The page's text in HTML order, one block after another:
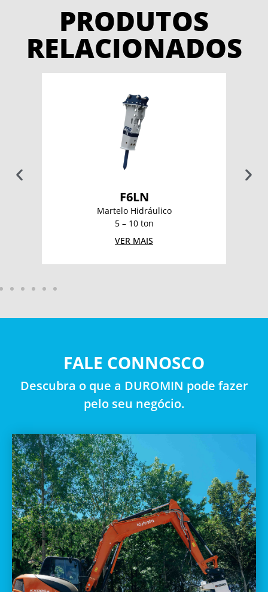
PRODUTOS
RELACIONADOS
F6LN
Martelo Hidráulico
5 – 10 ton
VER MAIS
FALE CONNOSCO
Descubra o que a DUROMIN pode fazer
pelo seu negócio.